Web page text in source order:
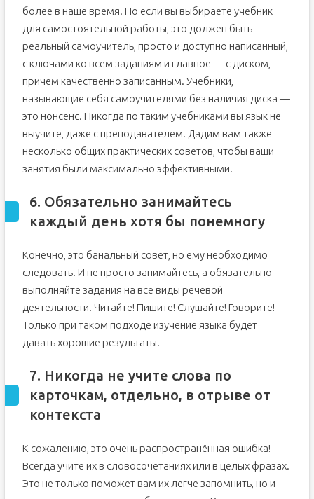
более в наше время. Но если вы выбираете учебник
для самостоятельной работы, это должен быть
реальный самоучитель, просто и доступно написанный,
с ключами ко всем заданиям и главное — с диском,
причём качественно записанным. Учебники,
называющие себя самоучителями без наличия диска —
это нонсенс. Никогда по таким учебниками вы язык не
выучите, даже с преподавателем. Дадим вам также
несколько общих практических советов, чтобы ваши
занятия были максимально эффективными.
6. Обязательно занимайтесь
каждый день хотя бы понемногу
Конечно, это банальный совет, но ему необходимо
следовать. И не просто занимайтесь, а обязательно
выполняйте задания на все виды речевой
деятельности. Читайте! Пишите! Слушайте! Говорите!
Только при таком подходе изучение языка будет
давать хорошие результаты.
7. Никогда не учите слова по
карточкам, отдельно, в отрыве от
контекста
К сожалению, это очень распространённая ошибка!
Всегда учите их в словосочетаниях или в целых фразах.
Это не только поможет вам их легче запомнить, но и